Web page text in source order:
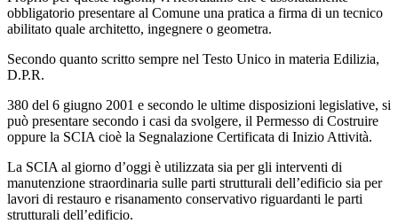
obbligatorio presentare al Comune una pratica a firma di un tecnico
abilitato quale architetto, ingegnere o geometra.
Secondo quanto scritto sempre nel Testo Unico in materia Edilizia,
D.P.R.
380 del 6 giugno 2001 e secondo le ultime disposizioni legislative, si
può presentare secondo i casi da svolgere, il Permesso di Costruire
oppure la SCIA cioè la Segnalazione Certificata di Inizio Attività.
La SCIA al giorno d’oggi è utilizzata sia per gli interventi di
manutenzione straordinaria sulle parti strutturali dell’edificio sia per
lavori di restauro e risanamento conservativo riguardanti le parti
strutturali dell’edificio.